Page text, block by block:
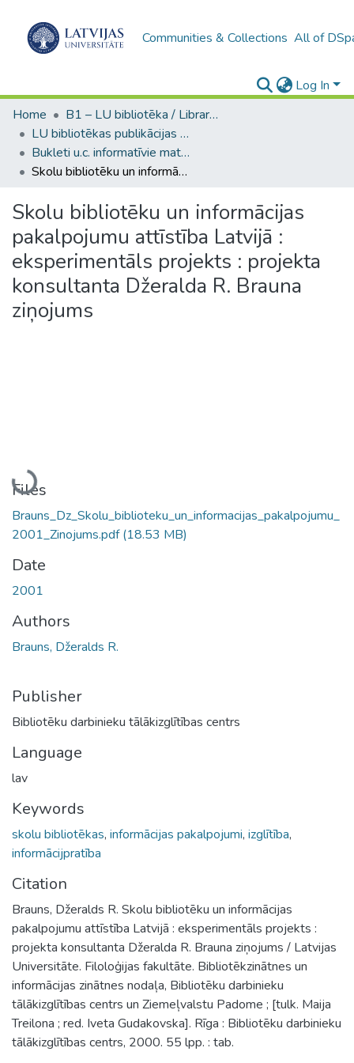
Communities & Collections All of
Log In
Home
B1 – LU bibliotēka / Library of the UL
LU bibliotēkas publikācijas / Publications of the University Library
Bukleti u.c. informatīvie materiāli (LUB) / Booklets and other informational materials
Skolu bibliotēku un informācijas pakalpojumu attīstība Latvijā : eksperimentāls projekts : projekta konsultanta Džeralda R. Brauna ziņojums
Skolu bibliotēku un informācijas
pakalpojumu attīstība Latvijā :
eksperimentāls projekts : projekta
konsultanta Džeralda R. Brauna
ziņojums
Loading...
Files
Brauns_Dz_Skolu_biblioteku_un_informacijas_pakalpojumu_
2001_Zinojums.pdf(18.53 MB)
Date
2001
Authors
Brauns, Džeralds R.
Publisher
Bibliotēku darbinieku tālākizglītības centrs
Language
lav
Keywords
skolu bibliotēkas, informācijas pakalpojumi, izglītība,
informācijpratība
Citation
Brauns, Džeralds R. Skolu bibliotēku un informācijas
pakalpojumu attīstība Latvijā : eksperimentāls projekts :
projekta konsultanta Džeralda R. Brauna ziņojums / Latvijas
Universitāte. Filoloģijas fakultāte. Bibliotēkzinātnes un
informācijas zinātnes nodaļa, Bibliotēku darbinieku
tālākizglītības centrs un Ziemeļvalstu Padome ; [tulk. Maija
Treilona ; red. Iveta Gudakovska]. Rīga : Bibliotēku darbinieku
tālākizglītības centrs, 2000. 55 lpp. : tab.